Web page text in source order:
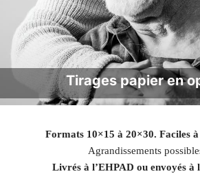
Tirages papier en
Formats 10×15 à 20×30. Faciles
Agrandissements
Livrés à l’EHPAD ou envoyés à